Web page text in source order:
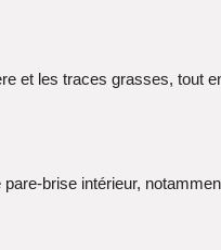
et les traces grasses, tout
brise intérieur,